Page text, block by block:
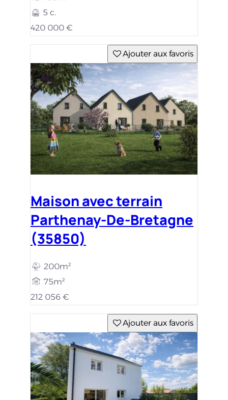
5 c.
420 000 €
Ajouter aux favoris
Maison avec terrain
Parthenay-De-Bretagne
(35850)
200m²
75m²
212 056 €
Ajouter aux favoris